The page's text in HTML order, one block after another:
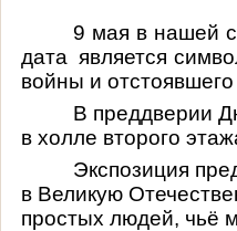
9 мая в нашей
дата является
войны и
В преддверии
в холле второго
Экспозиция
в Великую
простых людей, чьё